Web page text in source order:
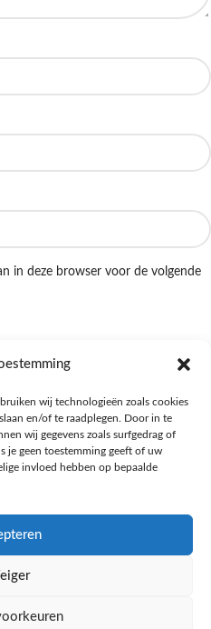
wij technologieën zoals cookies
en/of te raadplegen. Door in te
wij gegevens zoals surfgedrag of
je geen toestemming geeft of uw
invloed hebben op bepaalde
in deze browser voor de volgende
van Albert Heijn, verrijk je
het keto-dieet, en deel jouw
online gemeenschap!
2025